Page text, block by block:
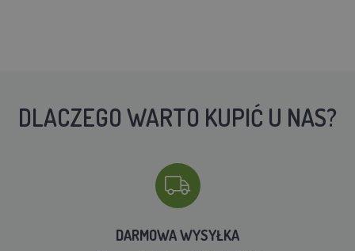
DLACZEGO WARTO KUPIĆ U NAS?
DARMOWA WYSYŁKA